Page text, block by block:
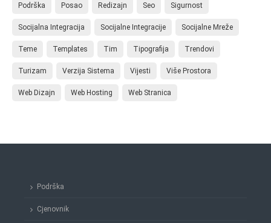
Podrška Posao Redizajn Seo Sigurnost
Socijalna Integracija Socijalne Integracije Socijalne Mreže
Teme Templates Tim Tipografija Trendovi
Turizam Verzija Sistema Vijesti Više Prostora
Web Dizajn Web Hosting Web Stranica
Podrška
Cjenovnik